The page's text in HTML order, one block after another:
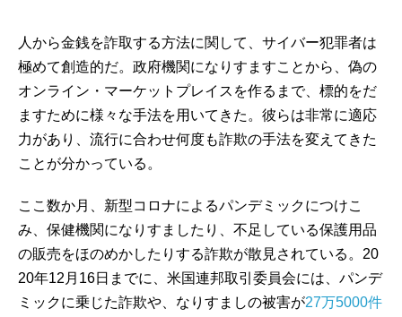
人から金銭を詐取する方法に関して、サイバー犯罪者は
極めて創造的だ。政府機関になりすますことから、偽の
オンライン・マーケットプレイスを作るまで、標的をだ
ますために様々な手法を用いてきた。彼らは非常に適応
力があり、流行に合わせ何度も詐欺の手法を変えてきた
ことが分かっている。
ここ数か月、新型コロナによるパンデミックにつけこ
み、保健機関になりすましたり、不足している保護用品
の販売をほのめかしたりする詐欺が散見されている。20
20年12月16日までに、米国連邦取引委員会には、パンデ
ミックに乗じた詐欺や、なりすましの被害が27万5000件